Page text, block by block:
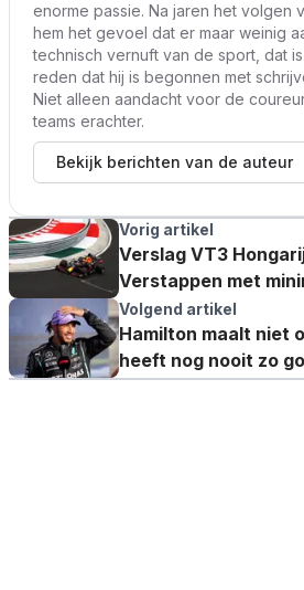
enorme passie. Na jaren het volgen
hem het gevoel dat er maar weinig
technisch vernuft van de sport, dat
reden dat hij is begonnen met
Niet alleen aandacht voor de
teams erachter.
Bekijk berichten van de auteur
Vorig artikel
Verslag VT3
Verstappen met
Volgend artikel
Hamilton maalt niet
heeft nog nooit zo